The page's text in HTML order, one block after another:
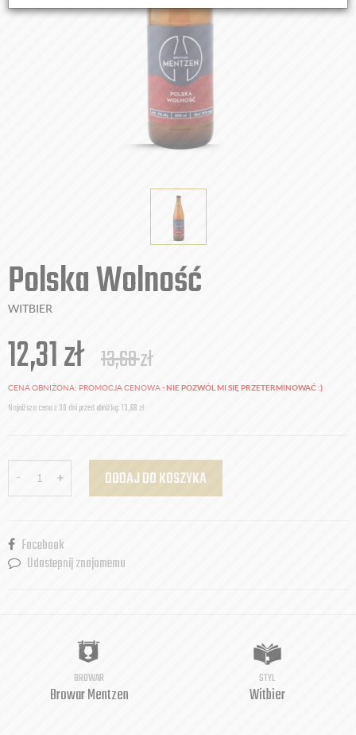
Polska Wolność
WITBIER
12,31zł 13,68zł
CENA OBNIŻONA: PROMOCJA CENOWA -NIE POZWÓL MI SIĘ PRZETERMINOWAĆ :)
Najniższa cena z 30 dni przed obniżką: 13,68 zł
- + DODAJ DO KOSZYKA
Facebook
Udostepnij znajomemu
BROWAR
Browar Mentzen
STYL
Witbier